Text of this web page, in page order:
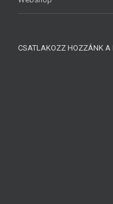
CSATLAKOZZ HOZZÁNK A